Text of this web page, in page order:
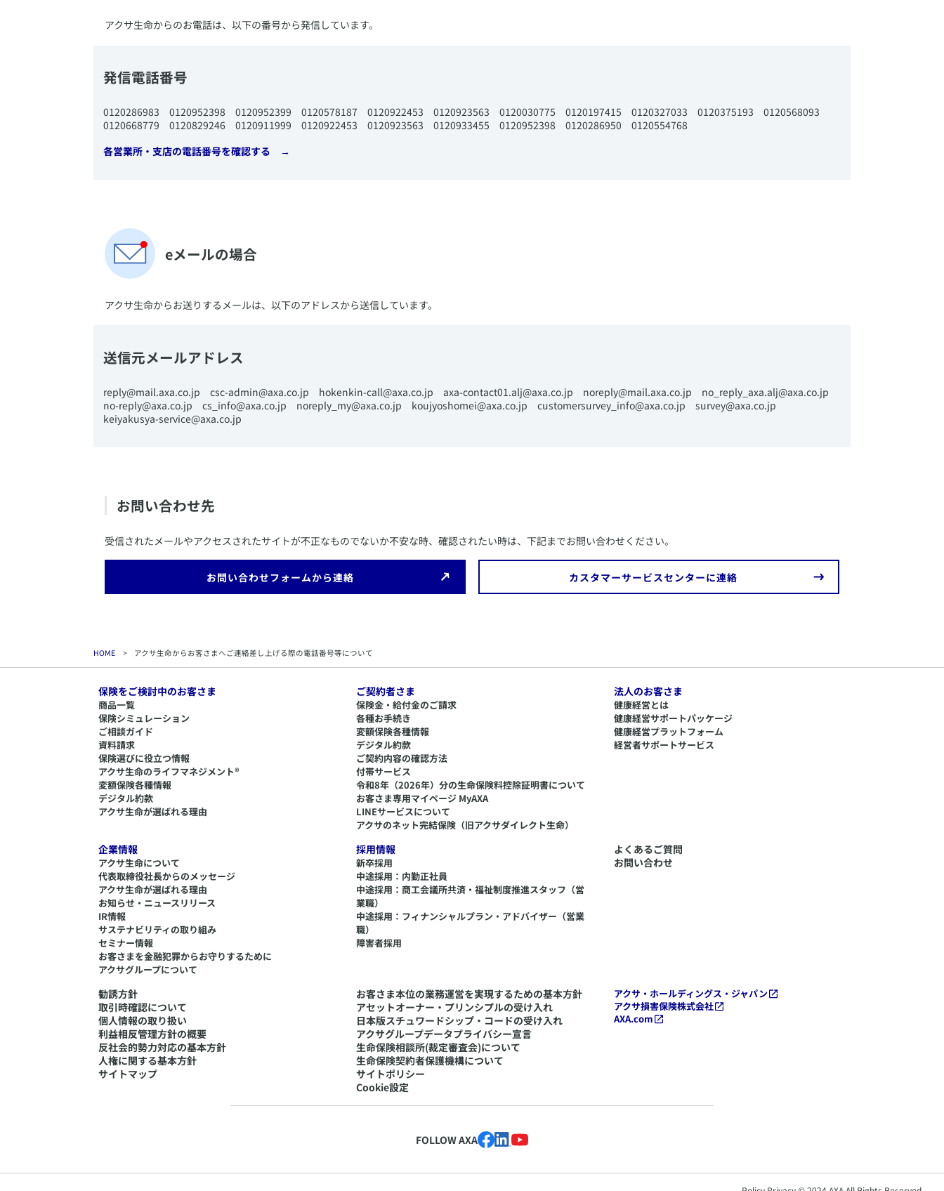
​アクサ生命からのお電話は、以下の番号から発信しています。
発信電話番号
​0120286983 ​0120952398 ​0120952399 ​0120578187 ​0120922453 ​0120923563 ​0120030775 0120197415 ​0120327033 ​0120375193 ​0120568093
0120668779 ​0120829246 ​0120911999 ​0120922453 ​0120923563 0120933455 0120952398 0120286950 ​0120554768
​各営業所・支店の電話番号を確認する →
​eメールの場合
​アクサ生命からお送りするメールは、以下のアドレスから送信しています。
送信元メールアドレス
​​reply@mail.axa.co.jp ​csc-admin@axa.co.jp hokenkin-call@axa.co.jp ​axa-contact01.alj@axa.co.jp noreply@mail.axa.co.jp no_reply_​axa.alj@axa.co.jp
no-reply@axa.co.jp cs_info@axa.co.jp noreply_my@axa.co.jp koujyoshomei@axa.co.jp customersurvey_info@axa.co.jp survey@axa.co.jp
keiyakusya-service@axa.co.jp
​お問い合わせ先
​受信されたメールやアクセスされたサイトが不正なものでないか不安な時、確認されたい時は、下記までお問い合わせください。
お問い合わせフォームから連絡 ​カスタマーサービスセンターに連絡
HOME > アクサ生命からお客さまへご連絡差し上げる際の電話番号等について
FOLLOW AXA
保険をご検討中のお客さま
商品一覧
保険シミュレーション
ご相談ガイド
資料請求
保険選びに役立つ情報
​アクサ生命のライフマネジメント®
変額保険各種情報
デジタル約款
アクサ生命が選ばれる理由
ご契約者さま
保険金・給付金のご請求
各種お手続き
変額保険各種情報
デジタル約款
ご契約内容の確認方法
付帯サービス
令和8年（2026年）分の生命保険料控除証明書について
​お客さま専用マイページ MyAXA
LINEサービスについて
アクサのネット完結保険（旧アクサダイレクト生命）
法人のお客さま
健康経営とは
健康経営サポートパッケージ
健康経営プラットフォーム
経営者サポートサービス
企業情報
アクサ生命について
代表取締役社長からのメッセージ
アクサ生命が選ばれる理由
お知らせ・ニュースリリース
IR情報
サステナビリティの取り組み
セミナー情報
​お客さまを金融犯罪からお守りするために
アクサグループについて
採用情報
新卒採用
中途採用：内勤正社員
中途採用：商工会議所共済・福祉制度推進スタッフ（営
業職）
中途採用：フィナンシャルプラン・アドバイザー（営業
職）
障害者採用
よくあるご質問
お問い合わせ
勧誘方針
取引時確認について
個人情報の取り扱い
利益相反管理方針の概要
反社会的勢力対応の基本方針
人権に関する基本方針
サイトマップ
お客さま本位の業務運営を実現するための基本方針
アセットオーナー・プリンシプルの受け入れ
日本版スチュワードシップ・コードの受け入れ
アクサグループデータプライバシー宣言
生命保険相談所(裁定審査会)について
生命保険契約者保護機構について
サイトポリシー
Cookie設定
アクサ・ホールディングス・ジャパン
アクサ損害保険株式会社
AXA.com